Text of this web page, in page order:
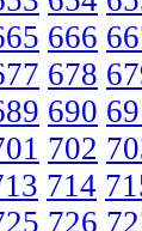
666
678
690
702
714
726